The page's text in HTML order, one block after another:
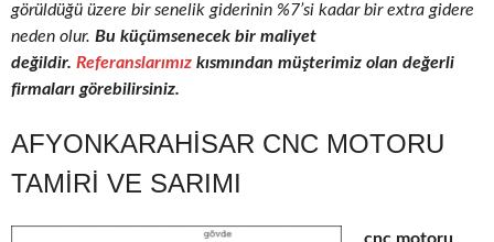
görüldüğü üzere bir senelik giderinin %7’si kadar bir extra gidere
neden olur. Bu küçümsenecek bir maliyet
değildir. Referanslarımız kısmından müşterimiz olan değerli
firmaları görebilirsiniz.
AFYONKARAHISAR CNC MOTORU
TAMIRI VE SARIMI